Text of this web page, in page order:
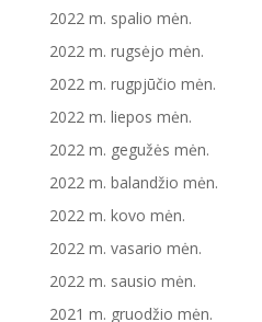
2022 m. spalio mėn.
2022 m. rugsėjo mėn.
2022 m. rugpjūčio mėn.
2022 m. liepos mėn.
2022 m. gegužės mėn.
2022 m. balandžio mėn.
2022 m. kovo mėn.
2022 m. vasario mėn.
2022 m. sausio mėn.
2021 m. gruodžio mėn.